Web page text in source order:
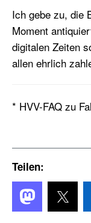
Ich gebe zu, die
Moment
digitalen Zeiten
allen ehrlich
* HVV-FAQ zu
Teilen: